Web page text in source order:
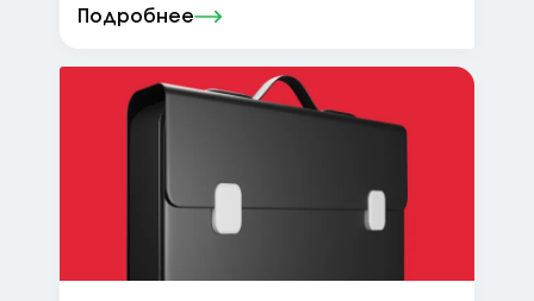
Подробнее